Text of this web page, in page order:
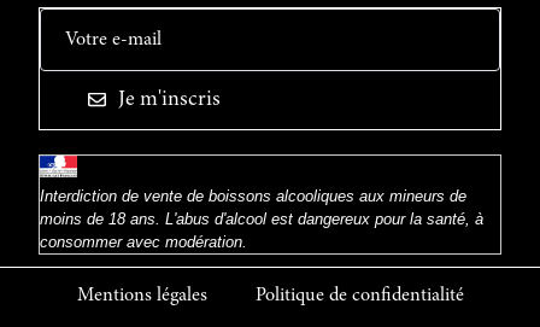
Je m'inscris
Interdiction de vente de boissons alcooliques aux mineurs de
moins de 18 ans. L'abus d'alcool est dangereux pour la santé, à
consommer avec modération.
Mentions légales Politique de confidentialité